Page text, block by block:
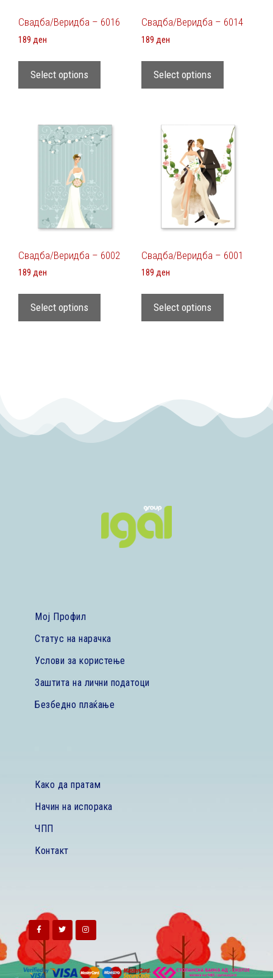
Свадба/Веридба – 6016
189 ден
Select options
Свадба/Веридба – 6014
189 ден
Select options
Свадба/Веридба – 6002
189 ден
Select options
Свадба/Веридба – 6001
189 ден
Select options
Мој Профил
Статус на нарачка
Услови за користење
Заштита на лични податоци
Безбедно плаќање
Како да пратам
Начин на испорака
ЧПП
Контакт